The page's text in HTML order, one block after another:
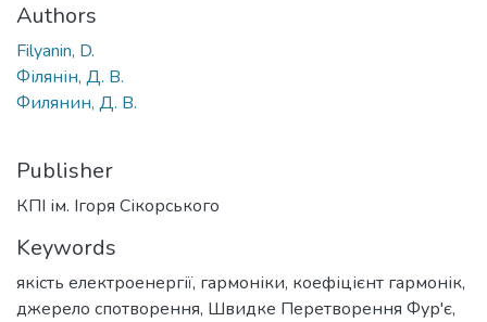
Authors
Filyanin, D.
Філянін, Д. В.
Филянин, Д. В.
Publisher
КПІ ім. Ігоря Сікорського
Keywords
якість електроенергії, гармоніки, коефіцієнт гармонік,
джерело спотворення, Швидке Перетворення Фур'є,